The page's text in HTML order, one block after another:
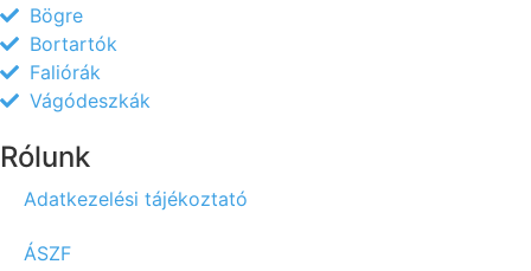
Bögre
Bortartók
Faliórák
Vágódeszkák
Rólunk
Adatkezelési tájékoztató
ÁSZF